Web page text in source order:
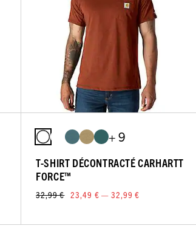
+ 9
T-SHIRT DÉCONTRACTÉ CARHARTT
FORCE™
32,99 € 23,49 € — 32,99 €